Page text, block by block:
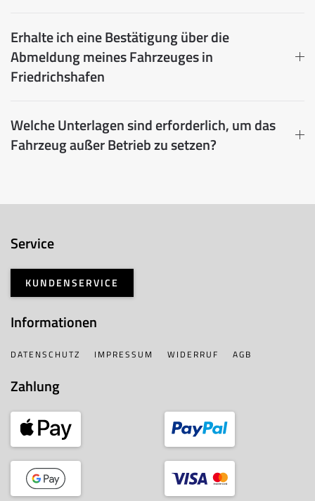
Erhalte ich eine Bestätigung über die
Abmeldung meines Fahrzeuges in
Friedrichshafen
Welche Unterlagen sind erforderlich, um das
Fahrzeug außer Betrieb zu setzen?
Service
KUNDENSERVICE
Informationen
DATENSCHUTZ IMPRESSUM WIDERRUF AGB
Zahlung